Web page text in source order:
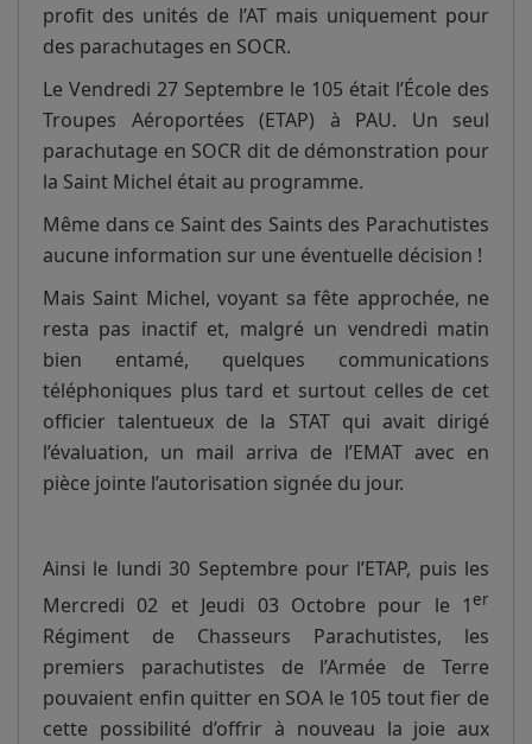
profit des unités de l’AT mais uniquement pour
des parachutages en SOCR.
Le Vendredi 27 Septembre le 105 était l’École des
Troupes Aéroportées (ETAP) à PAU. Un seul
parachutage en SOCR dit de démonstration pour
la Saint Michel était au programme.
Même dans ce Saint des Saints des Parachutistes
aucune information sur une éventuelle décision !
Mais Saint Michel, voyant sa fête approchée, ne
resta pas inactif et, malgré un vendredi matin
bien entamé, quelques communications
téléphoniques plus tard et surtout celles de cet
officier talentueux de la STAT qui avait dirigé
l’évaluation, un mail arriva de l’EMAT avec en
pièce jointe l’autorisation signée du jour.
Ainsi le lundi 30 Septembre pour l’ETAP, puis les
Mercredi 02 et Jeudi 03 Octobre pour le 1 er
Régiment de Chasseurs Parachutistes, les
premiers parachutistes de l’Armée de Terre
pouvaient enfin quitter en SOA le 105 tout fier de
cette possibilité d’offrir à nouveau la joie aux